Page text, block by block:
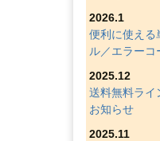
2026.1
便利に使える
ル／エラーコ
2025.12
送料無料ライ
お知らせ
2025.11